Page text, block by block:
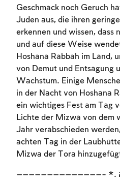
Geschmack noch Geruch
Juden aus, die ihren
erkennen und wissen, dass
und auf diese Weise
Hoshana Rabbah im Land,
von Demut und Entsagung
Wachstum. Einige
in der Nacht von Hoshana
ein wichtiges Fest am Tag
Lichte der Mizwa von dem
Jahr verabschieden
achten Tag in der
Mizwa der Tora
——————————————– *. בחוץ לארץ אוכלים בסוכה
Account
To mark concepts as
to create an account
Sign up Login